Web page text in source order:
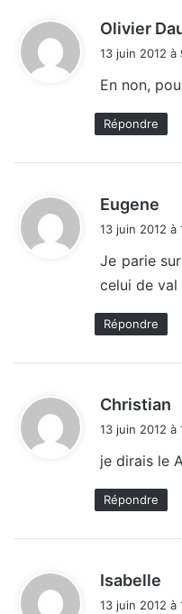
Olivier
13 juin 2012 à
En non,
Répondre
Eugene
i
:
13 juin 2012 à
Je parie
celui de val
Répondre
Christian
i
13 juin 2012 à
je dirais le
Répondre
Isabelle
i
13 juin 2012 à